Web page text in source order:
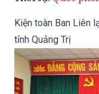
Kiện toàn Ban Liên
tỉnh Quảng Trị